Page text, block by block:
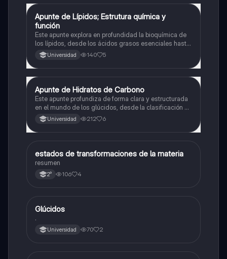
Química
Apunte de Lípidos; Estrutura química y
función
Este apunte explora en profundidad la bioquímica de
los lípidos, desde los ácidos grasos esenciales hasta
esteroides y lipoproteínas. Organizado de forma clara
y visual, presenta cada categoría con sus estructuras,
funciones y ejemplos clínicos.
Universidad 140 5
Química
Apunte de Hidratos de Carbono
Este apunte profundiza de forma clara y estructurada
en el mundo de los glúcidos, desde la clasificación de
los monosacáridos hasta la complejidad de los
gluconjugados. Ideal para estudiantes que buscan
entender su estructura, función y reactividad.
Universidad 212 6
Química
estados de transformaciones de la materia
resumen
2° 106 4
Química
Glúcidos
.
Universidad 70 2